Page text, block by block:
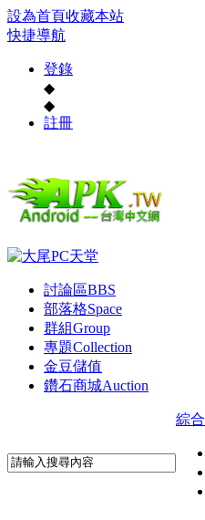
設為首頁收藏本站
快捷導航
登錄
◆
◆
註冊
討論區BBS
部落格Space
群組Group
專題Collection
金豆儲值
鑽石商城Auction
綜合